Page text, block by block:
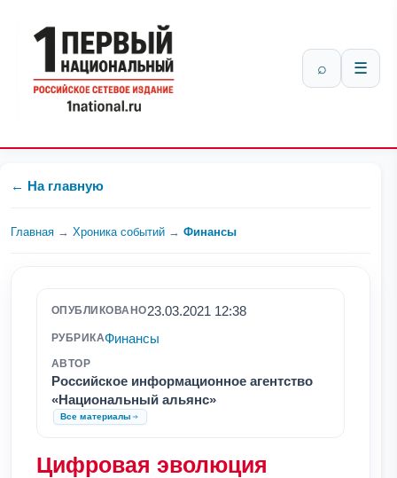
⌕ ☰
← На главную
Главная → Хроника событий → Финансы
ОПУБЛИКОВАНО23.03.2021 12:38
РУБРИКАФинансы
АВТОР
Российское информационное агентство
«Национальный альянс»
Все материалы
Цифровая эволюция